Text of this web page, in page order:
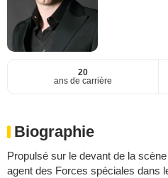
20
ans de carrière
Biographie
Propulsé sur le devant de la
agent des Forces spéciales dans